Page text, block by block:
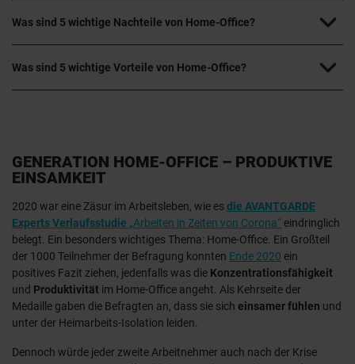
Was sind 5 wichtige Nachteile von Home-Office?
Was sind 5 wichtige Vorteile von Home-Office?
GENERATION HOME-OFFICE – PRODUKTIVE
EINSAMKEIT
2020 war eine Zäsur im Arbeitsleben, wie esdie AVANTGARDE
Experts Verlaufsstudie „Arbeiten in Zeiten von Corona“ eindringlich
belegt. Ein besonders wichtiges Thema: Home-Office. Ein Großteil
der 1000 Teilnehmer der Befragung konnten Ende 2020 ein
positives Fazit ziehen, jedenfalls was die Konzentrationsfähigkeit
und Produktivität im Home-Office angeht. Als Kehrseite der
Medaille gaben die Befragten an, dass sie sich einsamer fühlen und
unter der Heimarbeits-Isolation leiden.
Dennoch würde jeder zweite Arbeitnehmer auch nach der Krise